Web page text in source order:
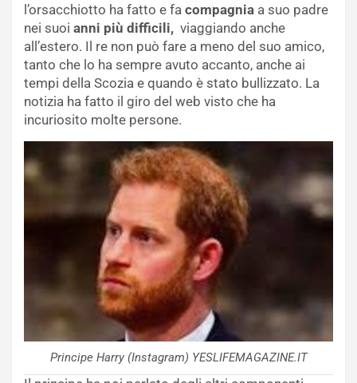
l’orsacchiotto ha fatto e fa compagnia a suo padre
nei suoi anni più difficili, viaggiando anche
all’estero. Il re non può fare a meno del suo amico,
tanto che lo ha sempre avuto accanto, anche ai
tempi della Scozia e quando è stato bullizzato. La
notizia ha fatto il giro del web visto che ha
incuriosito molte persone.
Principe Harry (Instagram) YESLIFEMAGAZINE.IT